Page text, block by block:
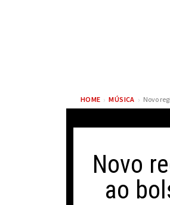
HOME › MÚSICA ›
Novo
ao